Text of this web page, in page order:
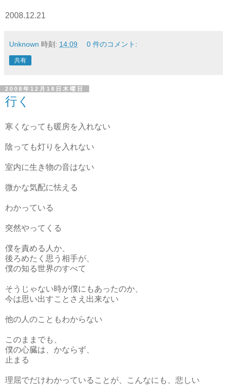
2008.12.21
Unknown 時刻: 14:09 0 件のコメント:
共有
2008年12月18日木曜日
行く
寒くなっても暖房を入れない
陰っても灯りを入れない
室内に生き物の音はない
微かな気配に怯える
わかっている
突然やってくる
僕を責める人か、
後ろめたく思う相手が、
僕の知る世界のすべて
そうじゃない時が僕にもあったのか、
今は思い出すことさえ出来ない
他の人のこともわからない
このままでも、
僕の心臓は、かならず、
止まる
理屈でだけわかっていることが、こんなにも、悲しい